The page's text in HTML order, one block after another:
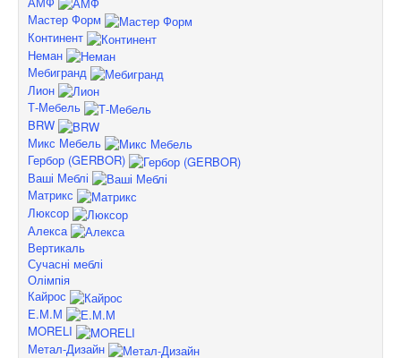
Мастер Форм
Континент
Неман
Мебигранд
Лион
Т-Мебель
BRW
Микс Мебель
Гербор (GERBOR)
Ваші Меблі
Матрикс
Люксор
Алекса
Вертикаль
Сучасні меблі
Олімпія
Кайрос
Е.М.М
MORELI
Метал-Дизайн